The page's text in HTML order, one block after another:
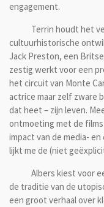
engagement.
Terrin houdt het
cultuurhistorische
Jack Preston, een
zestig werkt voor een
het circuit van Monte
actrice maar zelf zware
dat heet – zijn leven.
ontmoeting met de
impact van de media-
lijkt me de (niet
Albers kiest voor
de traditie van de
een groot verhaal over